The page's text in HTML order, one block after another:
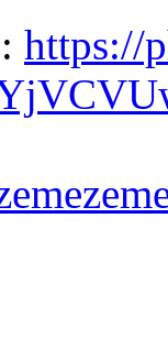
https://